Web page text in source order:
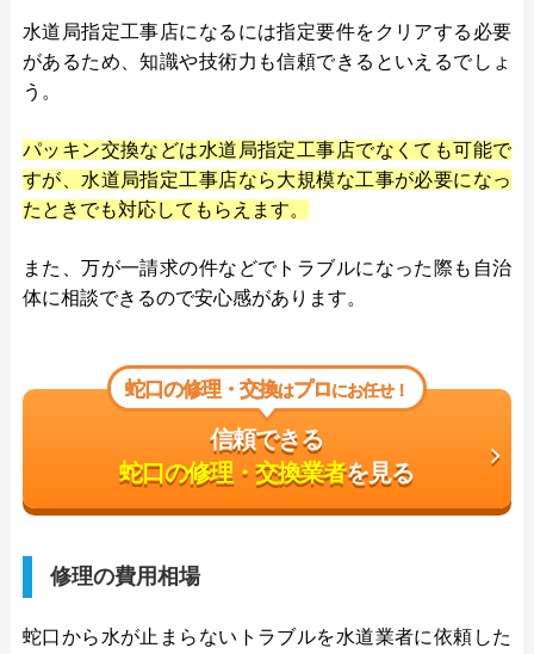
水道局指定工事店になるには指定要件をクリアする必要
があるため、知識や技術力も信頼できるといえるでしょ
う。
パッキン交換などは水道局指定工事店でなくても可能で
すが、水道局指定工事店なら大規模な工事が必要になっ
たときでも対応してもらえます。
また、万が一請求の件などでトラブルになった際も自治
体に相談できるので安心感があります。
蛇口の修理・交換はプロにお任せ！
信頼できる
蛇口の修理・交換業者を見る
修理の費用相場
蛇口から水が止まらないトラブルを水道業者に依頼した